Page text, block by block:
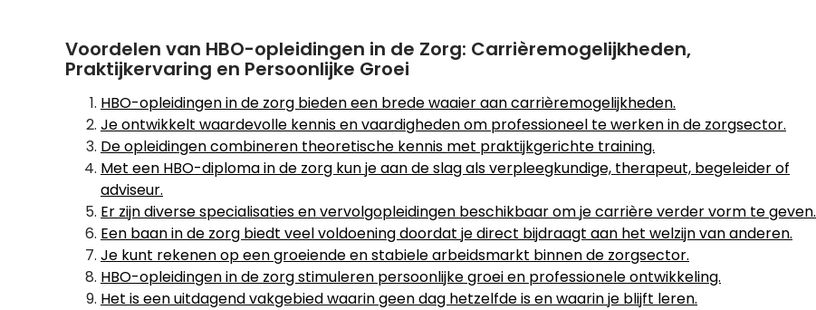
Voordelen van HBO-opleidingen in de Zorg: Carrièremogelijkheden,
Praktijkervaring en Persoonlijke Groei
HBO-opleidingen in de zorg bieden een brede waaier aan carrièremogelijkheden.
Je ontwikkelt waardevolle kennis en vaardigheden om professioneel te werken in de zorgsector.
De opleidingen combineren theoretische kennis met praktijkgerichte training.
Met een HBO-diploma in de zorg kun je aan de slag als verpleegkundige, therapeut, begeleider of
adviseur.
Er zijn diverse specialisaties en vervolgopleidingen beschikbaar om je carrière verder vorm te geven.
Een baan in de zorg biedt veel voldoening doordat je direct bijdraagt aan het welzijn van anderen.
Je kunt rekenen op een groeiende en stabiele arbeidsmarkt binnen de zorgsector.
HBO-opleidingen in de zorg stimuleren persoonlijke groei en professionele ontwikkeling.
Het is een uitdagend vakgebied waarin geen dag hetzelfde is en waarin je blijft leren.